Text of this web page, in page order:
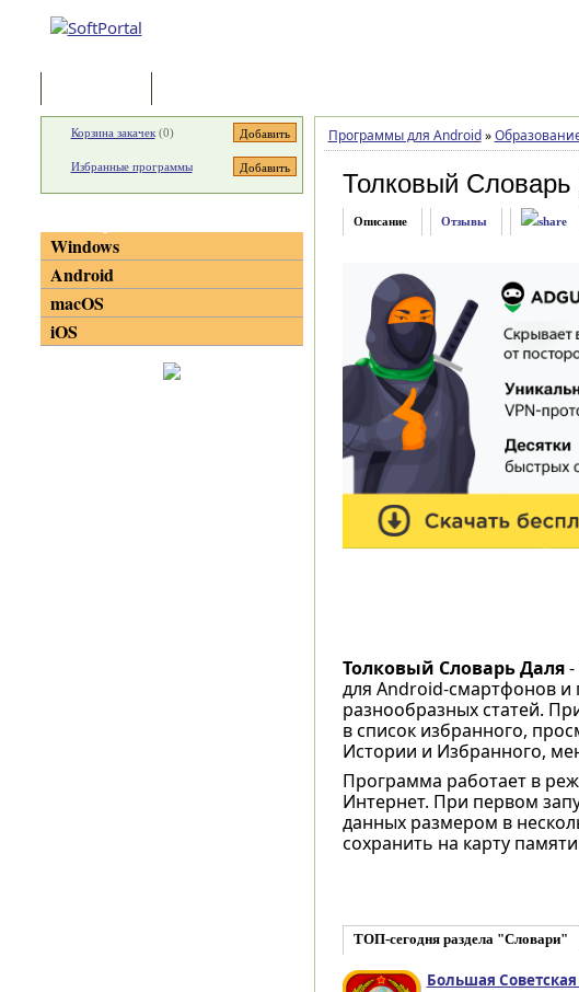
Программы для Android »
Толковый Словарь
Описание Отзывы
Толковый Словарь Даля-
для Android-смартфонов и
разнообразных статей.
в список избранного,
Истории и Избранного,
Программа работает в
Интернет. При первом
данных размером в
сохранить на карту
ТОП-сегодня раздела "Словари"
Большая
Корзина закачек(0)
Избранные программы
Windows
Android
macOS
iOS